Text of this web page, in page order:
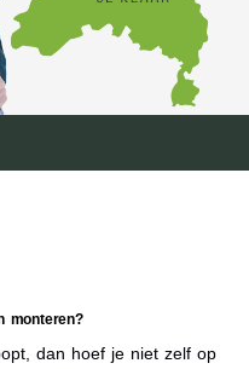
monteren?
dan hoef je niet zelf op